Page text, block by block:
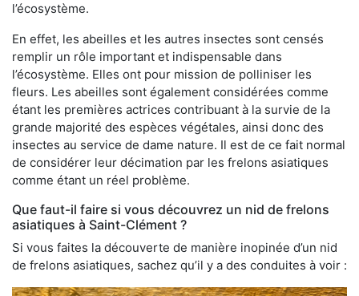
l’écosystème.
En effet, les abeilles et les autres insectes sont censés
remplir un rôle important et indispensable dans
l’écosystème. Elles ont pour mission de polliniser les
fleurs. Les abeilles sont également considérées comme
étant les premières actrices contribuant à la survie de la
grande majorité des espèces végétales, ainsi donc des
insectes au service de dame nature. Il est de ce fait normal
de considérer leur décimation par les frelons asiatiques
comme étant un réel problème.
Que faut-il faire si vous découvrez un nid de frelons
asiatiques à Saint-Clément ?
Si vous faites la découverte de manière inopinée d’un nid
de frelons asiatiques, sachez qu’il y a des conduites à voir :